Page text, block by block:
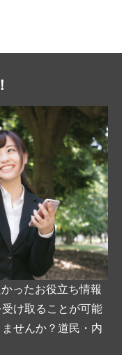
ったお役立ち情報
け取ることが可能
せんか？道民・内